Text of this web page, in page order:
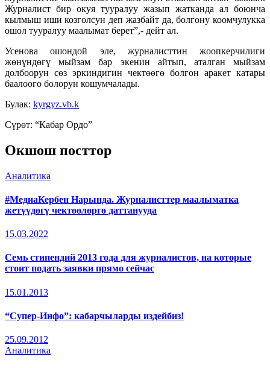
Журналист бир окуя тууралуу жазып жатканда ал боюнча
кылмыш иши козголсун деп жазбайт да, болгону коомчулукка
ошол тууралуу маалымат берет”,- дейт ал.
Усенова ошондой эле, журналисттин жоопкерчилиги
жөнүндөгү мыйзам бар экенин айтып, аталган мыйзам
долбоорун сөз эркиндигин чектөөгө болгон аракет катары
баалоого болорун кошумчалады.
Булак: kyrgyz.vb.k
Сүрөт: “Кабар Ордо”
Окшош посттор
Аналитика
#МедиаКербен Нарында. Журналисттер маалыматка
жетүүдөгү чектөөлөргө даттанууда
15.03.2022
Семь стипендий 2013 года для журналистов, на которые
стоит подать заявки прямо сейчас
15.01.2013
“Супер-Инфо”: кабарчыларды издейбиз!
25.09.2012
Аналитика